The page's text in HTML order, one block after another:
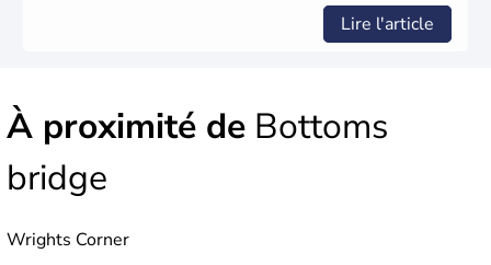
Lire l'article
À proximité de Bottoms
bridge
Wrights Corner